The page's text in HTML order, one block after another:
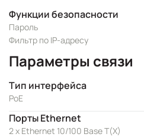
Функции безопасности
Пароль
Фильтр по IP-адресу
Параметры связи
Тип интерфейса
PoE
Порты Ethernet
2 x Ethernet 10/100 Base T(X)